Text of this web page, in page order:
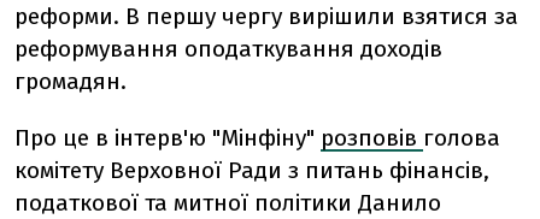
реформи. В першу чергу вирішили взятися за
реформування оподаткування доходів
громадян.
Про це в інтерв'ю "Мінфіну" розповів голова
комітету Верховної Ради з питань фінансів,
податкової та митної політики Данило